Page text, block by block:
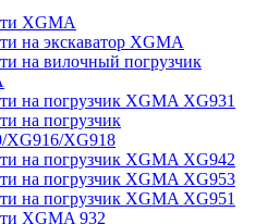
XGMA
на экскаватор XGMA
на вилочный погрузчик
на погрузчик XGMA XG931
на погрузчик
XG916/XG918
на погрузчик XGMA XG942
на погрузчик XGMA XG953
на погрузчик XGMA XG951
XGMA 932